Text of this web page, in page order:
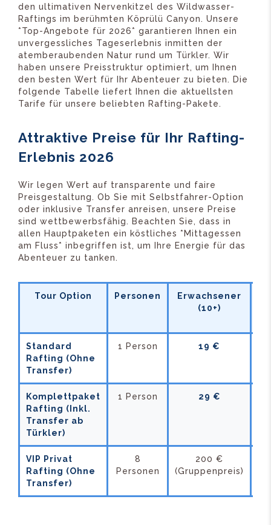
den ultimativen Nervenkitzel des Wildwasser-
Raftings im berühmten Köprülü Canyon. Unsere
*Top-Angebote für 2026* garantieren Ihnen ein
unvergessliches Tageserlebnis inmitten der
atemberaubenden Natur rund um Türkler. Wir
haben unsere Preisstruktur optimiert, um Ihnen
den besten Wert für Ihr Abenteuer zu bieten. Die
folgende Tabelle liefert Ihnen die aktuellsten
Tarife für unsere beliebten Rafting-Pakete.
Attraktive Preise für Ihr Rafting-
Erlebnis 2026
Wir legen Wert auf transparente und faire
Preisgestaltung. Ob Sie mit Selbstfahrer-Option
oder inklusive Transfer anreisen, unsere Preise
sind wettbewerbsfähig. Beachten Sie, dass in
allen Hauptpaketen ein köstliches *Mittagessen
am Fluss* inbegriffen ist, um Ihre Energie für das
Abenteuer zu tanken.
Tour Option Personen
Erwachsener
(10+)
Standard
Rafting (Ohne
Transfer)
1 Person 19 €
Komplettpaket
Rafting (Inkl.
Transfer ab
Türkler)
1 Person 29 €
VIP Privat
Rafting (Ohne
Transfer)
8
Personen
200 €
(Gruppenpreis)